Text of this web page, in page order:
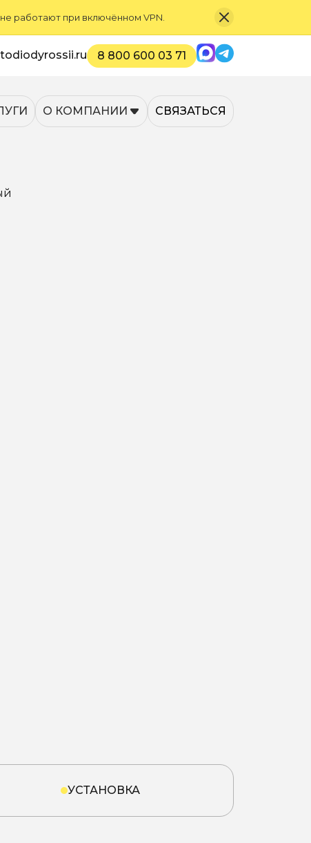
работают при включённом VPN.
8 800 600 03 71 MaxTelegram
О КОМПАНИИ СВЯЗАТЬСЯ
УСТАНОВКА